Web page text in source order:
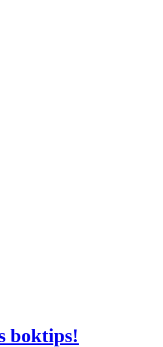
boktips!